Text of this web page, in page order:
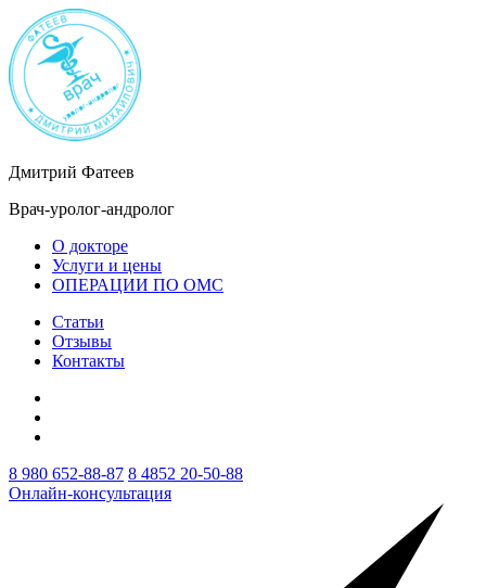
Дмитрий Фатеев
Врач-уролог-андролог
О докторе
Услуги и цены
ОПЕРАЦИИ ПО ОМС
Статьи
Отзывы
Контакты
8 980 652-88-87 8 4852 20-50-88
Онлайн-консультация